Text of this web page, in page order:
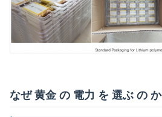
なぜ 黄金 の 電力 を 選ぶ の か